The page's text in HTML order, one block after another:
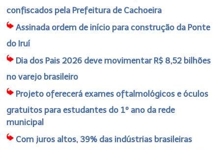
confiscados pela Prefeitura de Cachoeira
Assinada ordem de início para construção da Ponte
do Iruí
Dia dos Pais 2026 deve movimentar R$ 8,52 bilhões
no varejo brasileiro
Projeto oferecerá exames oftalmológicos e óculos
gratuitos para estudantes do 1º ano da rede
municipal
Com juros altos, 39% das indústrias brasileiras